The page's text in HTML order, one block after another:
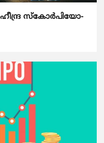
സ്കോർപിയോ-